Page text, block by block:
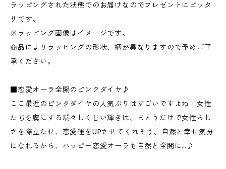
ラッピングされた状態でのお届けなのでプレゼントにピッタ
リです。
※ラッピング画像はイメージです。
商品によりラッピングの形状、柄が異なりますので予めご了
承ください。
■恋愛オーラ全開のピンクダイヤ♪
ここ最近のピンクダイヤの人気ぶりはすごいですよね！女性
たちを虜にする瑞々しく甘い輝きは、まとうだけで女性らし
さを際立たせ、恋愛運をUPさせてくれそう。自然と幸せ気分
になれるから、ハッピー恋愛オーラも自然と全開に…♪